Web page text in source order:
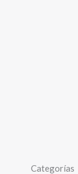
Categorías